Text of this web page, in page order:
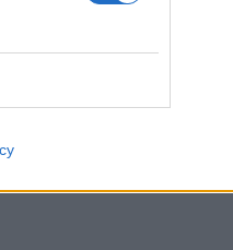
Διακυβέρνησης κ. Δημήτρη
«Περιφερειακά Μέσα